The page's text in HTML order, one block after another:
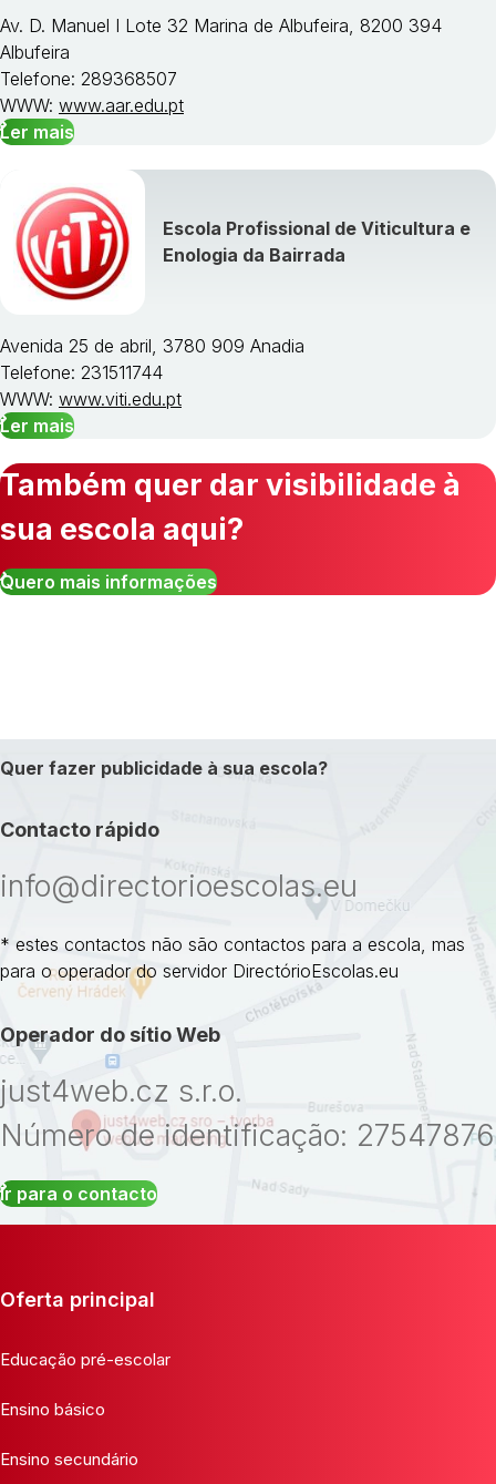
Av. D. Manuel I Lote 32 Marina de Albufeira, 8200 394
Albufeira
Telefone: 289368507
WWW: www.aar.edu.pt
Ler mais
Escola Profissional de Viticultura e
Enologia da Bairrada
Avenida 25 de abril, 3780 909 Anadia
Telefone: 231511744
WWW: www.viti.edu.pt
Ler mais
Também quer dar visibilidade à
sua escola aqui?
Quero mais informações
Quer fazer publicidade à sua escola?
Contacto rápido
info@directorioescolas.eu
* estes contactos não são contactos para a escola, mas
para o operador do servidor DirectórioEscolas.eu
Operador do sítio Web
just4web.cz s.r.o.
Número de identificação: 27547876
Ir para o contacto
Oferta principal
Educação pré-escolar
Ensino básico
Ensino secundário